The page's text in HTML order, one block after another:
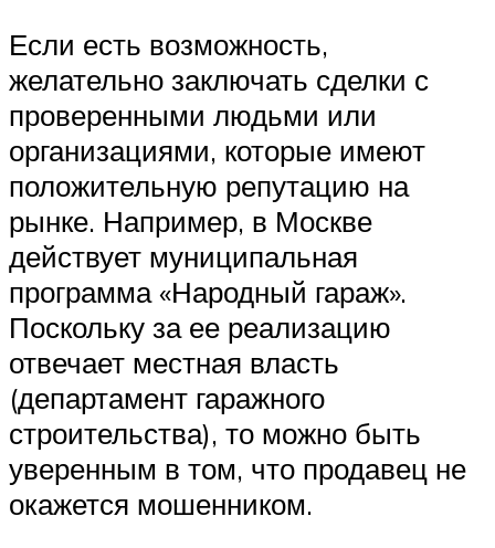
Если есть возможность,
желательно заключать сделки с
проверенными людьми или
организациями, которые имеют
положительную репутацию на
рынке. Например, в Москве
действует муниципальная
программа «Народный гараж».
Поскольку за ее реализацию
отвечает местная власть
(департамент гаражного
строительства), то можно быть
уверенным в том, что продавец не
окажется мошенником.